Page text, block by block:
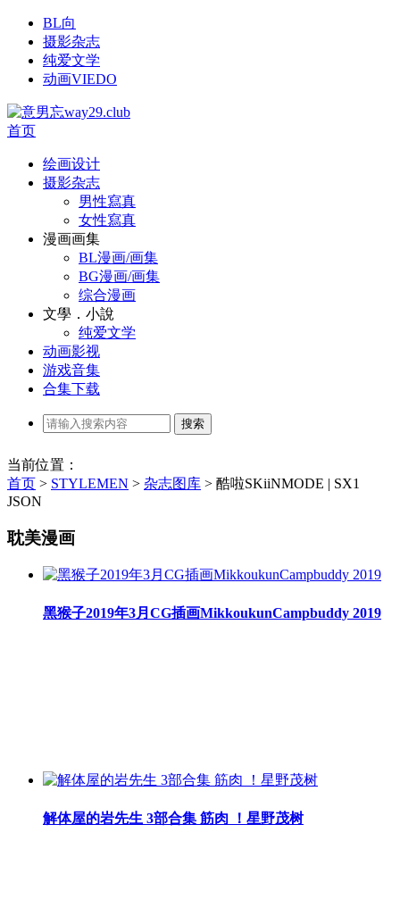
BL向
摄影杂志
纯爱文学
动画VIEDO
首页
绘画设计
摄影杂志
男性寫真
女性寫真
漫画画集
BL漫画/画集
BG漫画/画集
综合漫画
文學．小說
纯爱文学
动画影视
游戏音集
合集下载
当前位置：
首页 > STYLEMEN > 杂志图库 > 酷啦SKiiNMODE | SX1
JSON
耽美漫画
黑猴子2019年3月CG插画MikkoukunCampbuddy 2019
解体屋的岩先生 3部合集 筋肉 ！星野茂树